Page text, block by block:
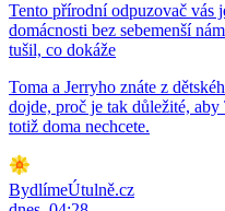
Tento přírodní odpuzovač vás
domácnosti bez sebemenší
tušil, co dokáže
Toma a Jerryho znáte z
dojde, proč je tak důležité,
totiž doma nechcete.
BydlímeÚtulně.cz